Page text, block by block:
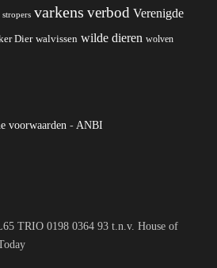
stropers varkens verbod Verenigde
Dier walvissen wilde dieren wolven
voorwaarden - ANBI
TRIO 0198 0364 93 t.n.v. House of